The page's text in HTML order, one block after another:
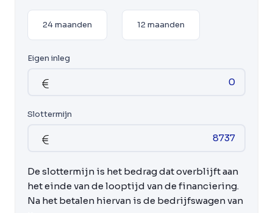
24 maanden 12 maanden
Eigen inleg
Slottermijn
De slottermijn is het bedrag dat overblijft aan
het einde van de looptijd van de financiering.
Na het betalen hiervan is de bedrijfswagen van